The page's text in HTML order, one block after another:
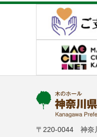
〒220-0044 神奈